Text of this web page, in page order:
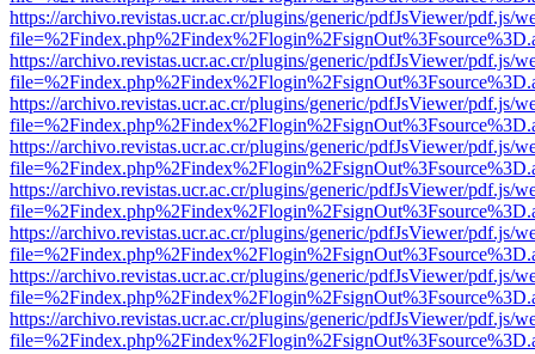
https://archivo.revistas.ucr.ac.cr/plugins/generic/pdfJsViewer/pdf.js/
https://archivo.revistas.ucr.ac.cr/plugins/generic/pdfJsViewer/pdf.js/
https://archivo.revistas.ucr.ac.cr/plugins/generic/pdfJsViewer/pdf.js/
https://archivo.revistas.ucr.ac.cr/plugins/generic/pdfJsViewer/pdf.js/
https://archivo.revistas.ucr.ac.cr/plugins/generic/pdfJsViewer/pdf.js/
https://archivo.revistas.ucr.ac.cr/plugins/generic/pdfJsViewer/pdf.js/
https://archivo.revistas.ucr.ac.cr/plugins/generic/pdfJsViewer/pdf.js/
https://archivo.revistas.ucr.ac.cr/plugins/generic/pdfJsViewer/pdf.js/